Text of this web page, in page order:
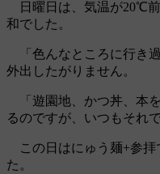
日曜日は、気温が20℃前
和でした。
「色んなところに行き
外出したがりません。
「遊園地、かつ丼、本
るのですが、いつもそれ
この日はにゅう麺+参拝
た。